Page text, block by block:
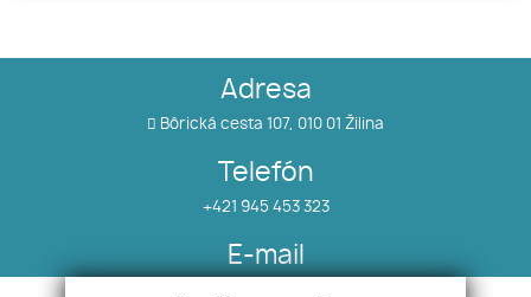
Adresa
Bôrická cesta 107, 010 01 Žilina
Telefón
+421 945 453 323
E-mail